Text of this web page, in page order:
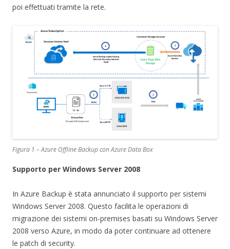
poi effettuati tramite la rete.
Figura 1 – Azure Offline Backup con Azure Data Box
Supporto per Windows Server 2008
In Azure Backup è stata annunciato il supporto per sistemi
Windows Server 2008. Questo facilita le operazioni di
migrazione dei sistemi on-premises basati su Windows Server
2008 verso Azure, in modo da poter continuare ad ottenere
le patch di security.